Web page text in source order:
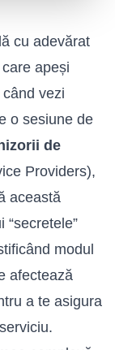
cu adevărat
apeși
vezi
o sesiune de
de
Providers),
această
modul
afectează
a te asigura